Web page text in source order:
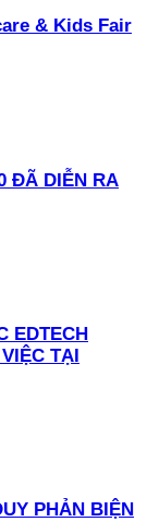
& Kids Fair
ĐÃ DIỄN RA
EDTECH
TẠI
PHẢN BIỆN